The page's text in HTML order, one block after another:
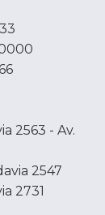
2563 - Av.
2547
2731